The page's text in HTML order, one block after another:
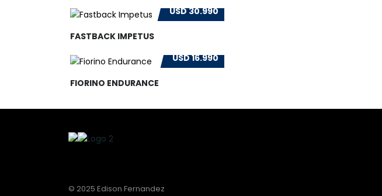
USD 30.990
FASTBACK IMPETUS
USD 16.990
FIORINO ENDURANCE
© 2025 Edison Fernandez